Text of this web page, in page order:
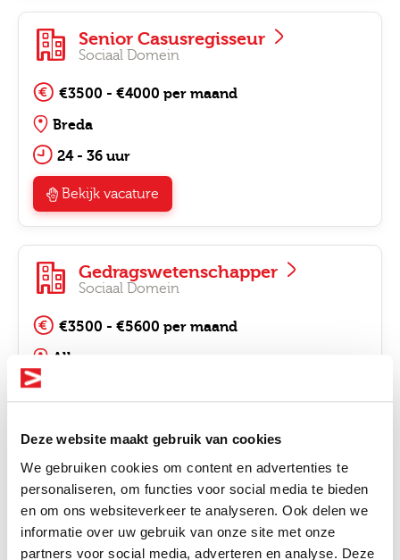
Deze website maakt gebruik van cookies
We gebruiken cookies om content en advertenties te
personaliseren, om functies voor social media te bieden
en om ons websiteverkeer te analyseren. Ook delen we
informatie over uw gebruik van onze site met onze
partners voor social media, adverteren en analyse. Deze
Senior Casusregisseur
Sociaal Domein
€3500 - €4000 per maand
Breda
24 - 36 uur
Bekijk vacature
Gedragswetenschapper
Sociaal Domein
€3500 - €5600 per maand
Alkmaar
Gedragswetenschapper
Altijd als 1e op de hoogte van de